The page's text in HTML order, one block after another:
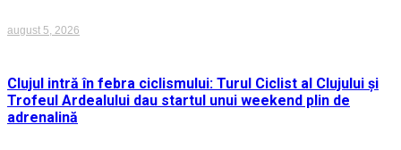
august 5, 2026
Clujul intră în febra ciclismului: Turul Ciclist al Clujului și
Trofeul Ardealului dau startul unui weekend plin de
adrenalină